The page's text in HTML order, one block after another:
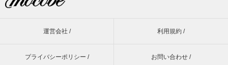
運営会社 / 利用規約 /
プライバシーポリシー / お問い合わせ /